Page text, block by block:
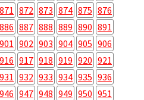
871 872 873 874 875 876
886 887 888 889 890 891
901 902 903 904 905 906
916 917 918 919 920 921
931 932 933 934 935 936
946 947 948 949 950 951